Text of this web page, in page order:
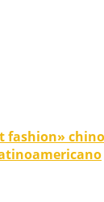
fashion»